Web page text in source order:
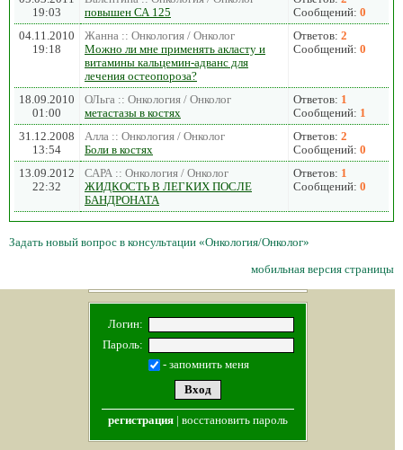
19:03
повышен СА 125
Сообщений: 0
04.11.2010
19:18
Жанна :: Онкология / Онколог
Можно ли мне применять акласту и
витамины кальцемин-адванс для
лечения остеопороза?
Ответов: 2
Сообщений: 0
18.09.2010
01:00
ОЛьга :: Онкология / Онколог
метастазы в костях
Ответов: 1
Сообщений: 1
31.12.2008
13:54
Алла :: Онкология / Онколог
Боли в костях
Ответов: 2
Сообщений: 0
13.09.2012
22:32
САРА :: Онкология / Онколог
ЖИДКОСТЬ В ЛЕГКИХ ПОСЛЕ
БАНДРОНАТА
Ответов: 1
Сообщений: 0
Задать новый вопрос в консультации «Онкология/Онколог»
мобильная версия страницы
Логин:
Пароль:
- запомнить меня
регистрация| восстановить пароль